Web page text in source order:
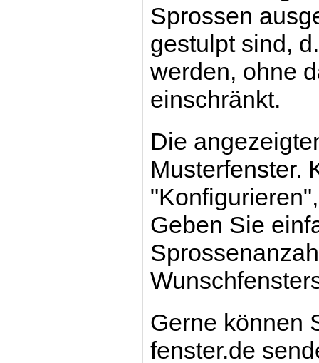
Sprossen
gestulpt sind,
werden, ohne
einschränkt.
Die
Musterfenster.
Geben Sie
Gerne können
fenster.de